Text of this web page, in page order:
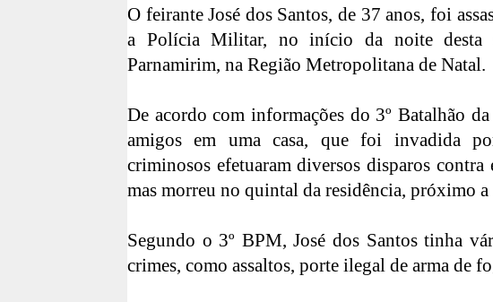
O feirante José dos Santos, de 37 anos, foi
a Polícia Militar, no início da noite desta
Parnamirim, na Região Metropolitana de Natal.
De acordo com informações do 3º Batalhão
amigos em uma casa, que foi invadida
criminosos efetuaram diversos disparos contra
mas morreu no quintal da residência, próximo a
Segundo o 3º BPM, José dos Santos tinha
crimes, como assaltos, porte ilegal de arma de